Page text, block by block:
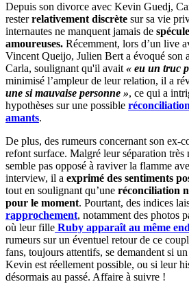
Depuis son divorce avec Kevin Guedj,
resterrelativement discrète sur sa vie
internautes ne manquent jamais de
amoureuses. Récemment, lors d’un live
Vincent Queijo, Julien Bert a évoqué son
Carla, soulignant qu'il avait« eu un truc
minimisé l’ampleur de leur relation, il a
une si mauvaise personne », ce qui a
hypothèses sur une possible
amants.
De plus, des rumeurs concernant son ex-
refont surface. Malgré leur séparation très
semble pas opposé à raviver la flamme
interview, il a exprimé des sentiments
tout en soulignant qu’une réconciliation
pour le moment. Pourtant, des indices
rapprochement, notamment des photos
où leur fille Ruby apparaît au même
rumeurs sur un éventuel retour de ce
fans, toujours attentifs, se demandent si
Kevin est réellement possible, ou si leur
désormais au passé. Affaire à suivre !